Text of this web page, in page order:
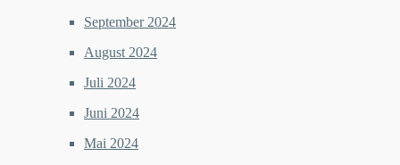
September 2024
August 2024
Juli 2024
Juni 2024
Mai 2024